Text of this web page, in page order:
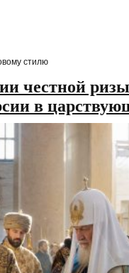
стилю
честной
в